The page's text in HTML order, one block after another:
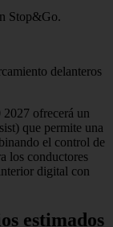
Stop&Go.
delanteros
ofrecerá un
que permite una
el control de
los conductores
digital con
estimados